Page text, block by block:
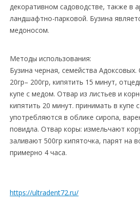
декоративном садоводстве, также в
ландшафтно-парковой. Бузина
медоносом.
Методы использования:
Бузина черная, семейства Адоксовых.
20гр– 200гр, кипятить 15 минут,
купе с медом. Отвар из листьев и
кипятить 20 минут. принимать в купе
употребляются в облике сиропа,
повидла. Отвар коры: измельчают
заливают 500гр кипяточка, парят на
примерно 4 часа.
https://ultradent72.ru/